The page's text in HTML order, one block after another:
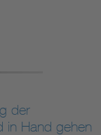
der
in Hand gehen